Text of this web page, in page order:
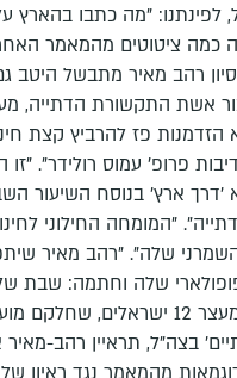
לפינתנו: "מה כתבו בהארץ
כמה ציטוטים מהמאמר
רהב מאיר מתבשל היטב
הזדמנות פז להרביץ קצת
פרופ' עמוס רולידר". "זו
'דרך ארץ' בנוסח השיעור
"המומחה החילוני
שלה". "רהב מאיר
שלה וחתמה: שבת
יום בו אחרי מעצר 12 ישראלים,
בצה"ל, תראיין רהב-